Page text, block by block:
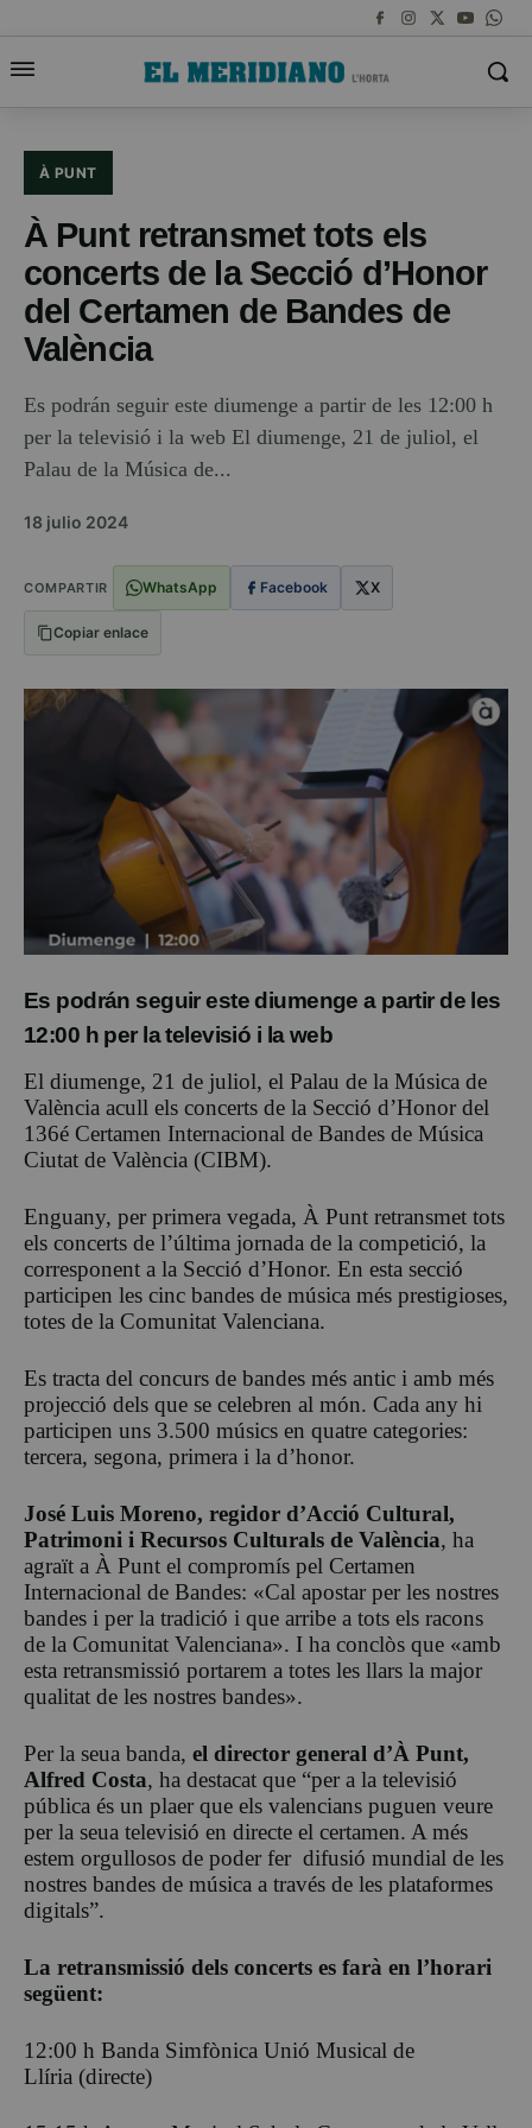
À PUNT
À Punt retransmet tots els
concerts de la Secció d’Honor
del Certamen de Bandes de
València
Es podrán seguir este diumenge a partir de les 12:00 h
per la televisió i la web El diumenge, 21 de juliol, el
Palau de la Música de...
18 julio 2024
COMPARTIR WhatsApp Facebook X
Copiar enlace
Es podrán seguir este diumenge a partir de les
12:00 h per la televisió i la web
El diumenge, 21 de juliol, el Palau de la Música de
València acull els concerts de la Secció d’Honor del
136é Certamen Internacional de Bandes de Música
Ciutat de València (CIBM).
Enguany, per primera vegada, À Punt retransmet tots
els concerts de l’última jornada de la competició, la
corresponent a la Secció d’Honor. En esta secció
participen les cinc bandes de música més prestigioses,
totes de la Comunitat Valenciana.
Es tracta del concurs de bandes més antic i amb més
projecció dels que se celebren al món. Cada any hi
participen uns 3.500 músics en quatre categories:
tercera, segona, primera i la d’honor.
José Luis Moreno, regidor d’Acció Cultural,
Patrimoni i Recursos Culturals de València, ha
agraït a À Punt el compromís pel Certamen
Internacional de Bandes: «Cal apostar per les nostres
bandes i per la tradició i que arribe a tots els racons
de la Comunitat Valenciana». I ha conclòs que «amb
esta retransmissió portarem a totes les llars la major
qualitat de les nostres bandes».
Per la seua banda, el director general d’À Punt,
Alfred Costa, ha destacat que “per a la televisió
pública és un plaer que els valencians puguen veure
per la seua televisió en directe el certamen. A més
estem orgullosos de poder fer difusió mundial de les
nostres bandes de música a través de les plataformes
digitals”.
La retransmissió dels concerts es farà en l’horari
següent:
12:00 h Banda Simfònica Unió Musical de
Llíria (directe)